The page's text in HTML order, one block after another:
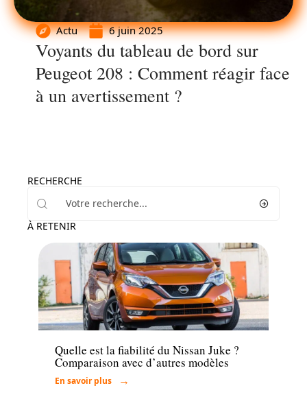
Actu 6 juin 2025
Voyants du tableau de bord sur
Peugeot 208 : Comment réagir face
à un avertissement ?
RECHERCHE
À RETENIR
Actu
Quelle est la fiabilité du Nissan Juke ?
Comparaison avec d’autres modèles
En savoir plus